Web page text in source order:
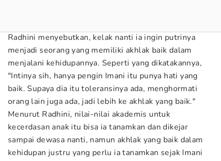
Radhini menyebutkan, kelak nanti ia ingin putrinya
menjadi seorang yang memiliki akhlak baik dalam
menjalani kehidupannya. Seperti yang dikatakannya,
"Intinya sih, hanya pengin Imani itu punya hati yang
baik. Supaya dia itu toleransinya ada, menghormati
orang lain juga ada, jadi lebih ke akhlak yang baik."
Menurut Radhini, nilai-nilai akademis untuk
kecerdasan anak itu bisa ia tanamkan dan dikejar
sampai dewasa nanti, namun akhlak yang baik dalam
kehidupan justru yang perlu ia tanamkan sejak Imani